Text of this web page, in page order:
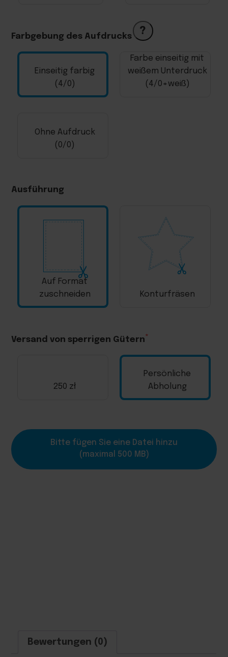
Farbgebung des Aufdrucks ?
Einseitig farbig
(4/0)
Farbe einseitig mit
weißem Unterdruck
(4/0+weiß)
Ohne Aufdruck
(0/0)
Ausführung
Auf Format
zuschneiden
Konturfräsen
Versand von sperrigen Gütern
250 zł
Persönliche
Abholung
Bitte fügen Sie eine Datei hinzu
(maximal 500 MB)
Bewertungen (0)